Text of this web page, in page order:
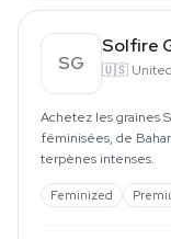
SG
Solfire
🇺🇸
Achetez les graines
féminisées, de
terpènes intenses.
Feminized